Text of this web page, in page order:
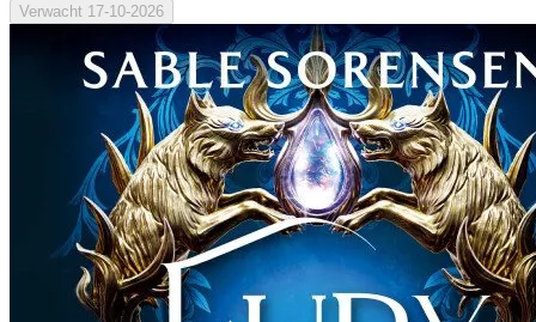
Verwacht 17-10-2026